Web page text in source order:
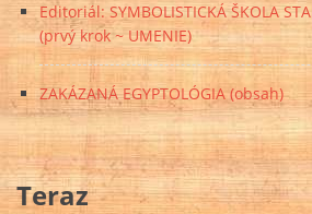
Editoriál: SYMBOLISTICKÁ ŠKOLA
(prvý krok ~ UMENIE)
ZAKÁZANÁ EGYPTOLÓGIA (obsah)
Teraz